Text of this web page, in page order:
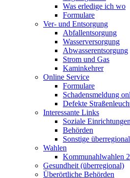
Was erledige ich wo
Formulare
Ver- und Entsorgung
Abfallentsorgung
Wasserversorgung
Abwasserentsorgung
Strom und Gas
Kaminkehrer
Online Service
Formulare
Schadensmeldung
Defekte
Interessante Links
Soziale Einrichtungen
Behörden
Sonstige
Wahlen
Kommunahlwahlen
Gesundheit (überregional)
Überörtliche Behörden